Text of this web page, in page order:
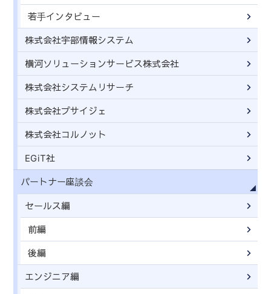
若手インタビュー
株式会社宇部情報システム
横河ソリューションサービス株式会社
株式会社システムリサーチ
株式会社プサイジェ
株式会社コルノット
EGiT社
パートナー座談会
セールス編
前編
後編
エンジニア編